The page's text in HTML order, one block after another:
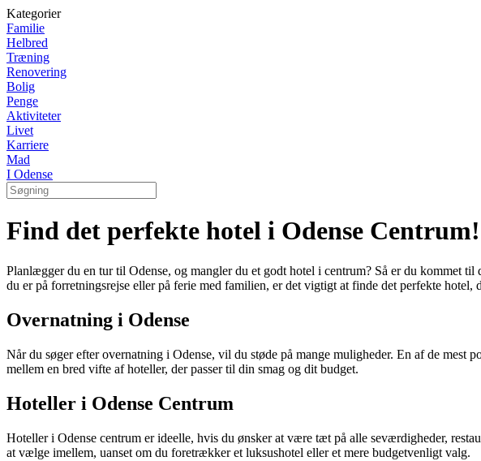
Kategorier
Familie
Helbred
Træning
Renovering
Bolig
Penge
Aktiviteter
Livet
Karriere
Mad
I Odense
Find det perfekte hotel i Odense Centrum!
Planlægger du en tur til Odense, og mangler du et godt hotel i centrum? Så er du kommet
du er på forretningsrejse eller på ferie med familien, er det vigtigt at finde det perfekte hotel,
Overnatning i Odense
Når du søger efter overnatning i Odense, vil du støde på mange muligheder. En af de
mellem en bred vifte af hoteller, der passer til din smag og dit budget.
Hoteller i Odense Centrum
Hoteller i Odense centrum er ideelle, hvis du ønsker at være tæt på alle seværdigheder,
at vælge imellem, uanset om du foretrækker et luksushotel eller et mere budgetvenligt valg.